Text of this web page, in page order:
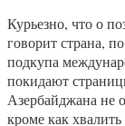
Курьезно, что о
говорит страна,
подкупа
покидают
Азербайджана не
кроме как